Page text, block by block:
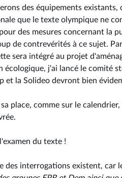
des équipements
que le texte olympique ne
des mesures concernant la
de contrevérités à ce sujet.
sera intégré au projet
écologique, j'ai lancé le comité
et la Solideo devront bien
place, comme sur le
du texte !
des interrogations existent, car